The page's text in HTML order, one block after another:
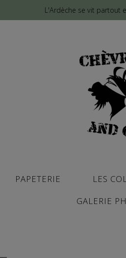
L'Ardèche se vit partout
PAPETERIE LES
GALERIE